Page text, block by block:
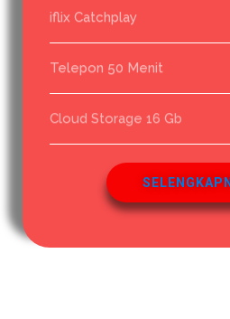
iflix Catchplay
Telepon 50 Menit
Cloud Storage 16 Gb